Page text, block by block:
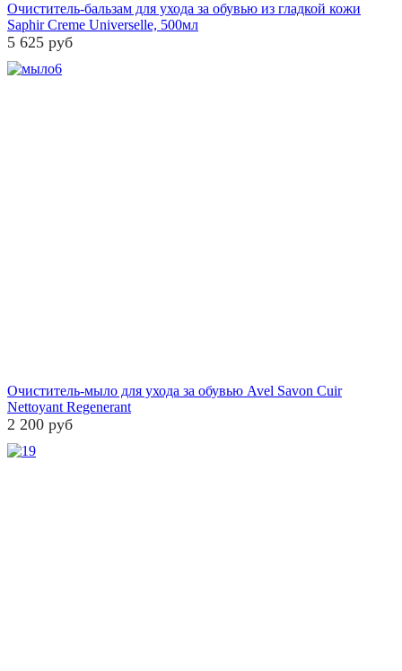
Очиститель-бальзам для ухода за обувью из гладкой кожи
Saphir Creme Universelle, 500мл
5 625 руб
Очиститель-мыло для ухода за обувью Avel Savon Cuir
Nettoyant Regenerant
2 200 руб